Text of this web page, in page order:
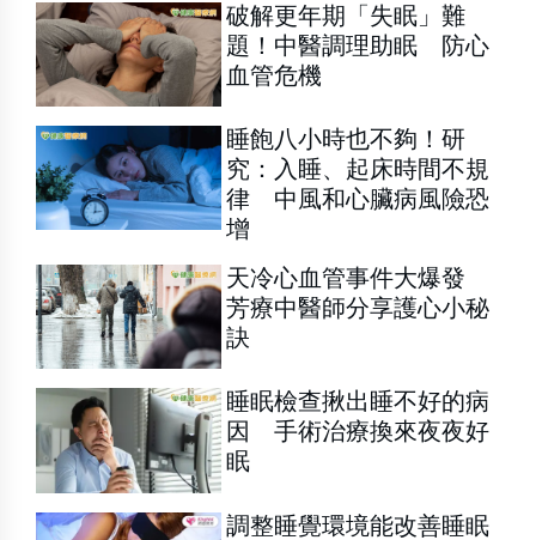
破解更年期「失眠」難
題！中醫調理助眠 防心
血管危機
睡飽八小時也不夠！研
究：入睡、起床時間不規
律 中風和心臟病風險恐
增
天冷心血管事件大爆發
芳療中醫師分享護心小秘
訣
睡眠檢查揪出睡不好的病
因 手術治療換來夜夜好
眠
調整睡覺環境能改善睡眠